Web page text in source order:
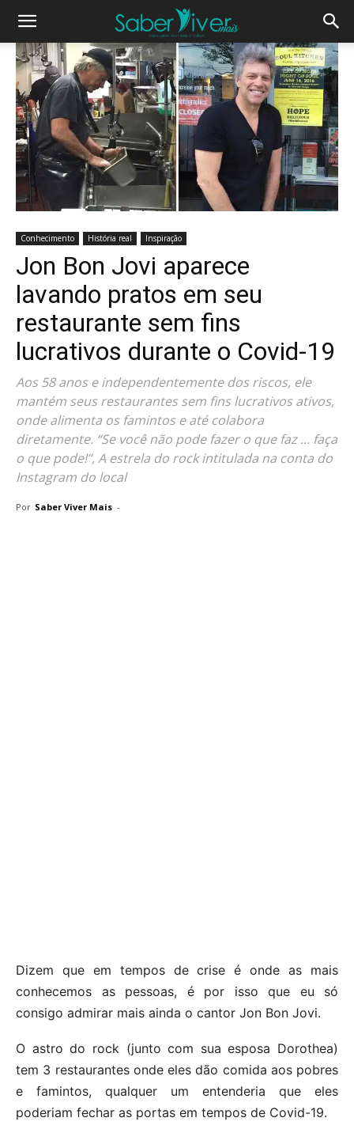
Conhecimento História real Inspiração
Jon Bon Jovi aparece
lavando pratos em seu
restaurante sem fins
lucrativos durante o Covid-19
Aos 58 anos e independentemente dos riscos, ele
mantém seus restaurantes sem fins lucrativos ativos,
onde alimenta os famintos e até colabora
diretamente. “Se você não pode fazer o que faz ... faça
o que pode!”, A estrela do rock intitulada na conta do
Instagram do local
Por Saber Viver Mais -
Dizem que em tempos de crise é onde as mais
conhecemos as pessoas, é por isso que eu só
consigo admirar mais ainda o cantor Jon Bon Jovi.
O astro do rock (junto com sua esposa Dorothea)
tem 3 restaurantes onde eles dão comida aos pobres
e famintos, qualquer um entenderia que eles
poderiam fechar as portas em tempos de Covid-19.